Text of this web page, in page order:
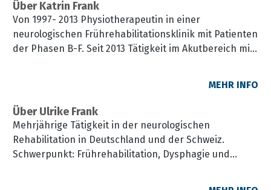
Über Katrin Frank
Von 1997- 2013 Physiotherapeutin in einer
neurologischen Frührehabilitationsklinik mit Patienten
der Phasen B-F. Seit 2013 Tätigkeit im Akutbereich mit
Abteilungen im Akutkrankenhaus. Derzeit Leitung
eines 53-köpfigen interdisziplinären therapeutischen
Teams in einem Akutkrankenhaus mit allen
Indikationsbereichen.
Zertifizierte Vojta-, Erwachsenen- & Bobath-
MEHR INFO
Über Ulrike Frank
Mehrjährige Tätigkeit in der neurologischen
Rehabilitation in Deutschland und der Schweiz.
Schwerpunkt: Frührehabilitation, Dysphagie und